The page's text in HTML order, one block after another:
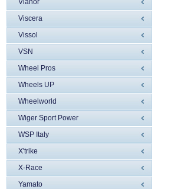
Vianor
Viscera
Vissol
VSN
Wheel Pros
Wheels UP
Wheelworld
Wiger Sport Power
WSP Italy
X'trike
X-Race
Yamato